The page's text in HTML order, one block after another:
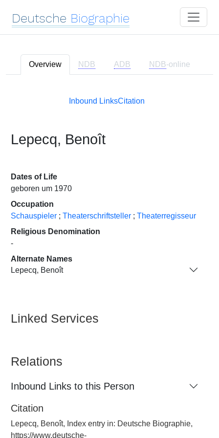
Deutsche Biographie
Overview NDB ADB NDB-online
Inbound LinksCitation
Lepecq, Benoît
Dates of Life
geboren um 1970
Occupation
Schauspieler ; Theaterschriftsteller ; Theaterregisseur
Religious Denomination
-
Alternate Names
Lepecq, Benoît
Linked Services
Relations
Inbound Links to this Person
Citation
Lepecq, Benoît, Index entry in: Deutsche Biographie,
https://www.deutsche-